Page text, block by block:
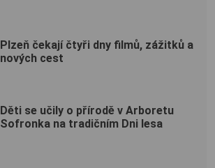
Plzeň čekají čtyři dny filmů, zážitků a
nových cest
Děti se učily o přírodě v Arboretu
Sofronka na tradičním Dni lesa